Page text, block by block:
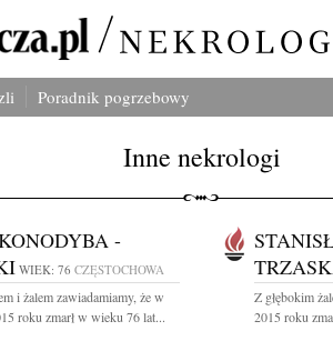
Poradnik pogrzebowy
Inne nekrologi
-
WIEK: 76 CZĘSTOCHOWA
i żalem zawiadamiamy, że w
roku zmarł w wieku 76 lat...
Z głębokim
2015 roku